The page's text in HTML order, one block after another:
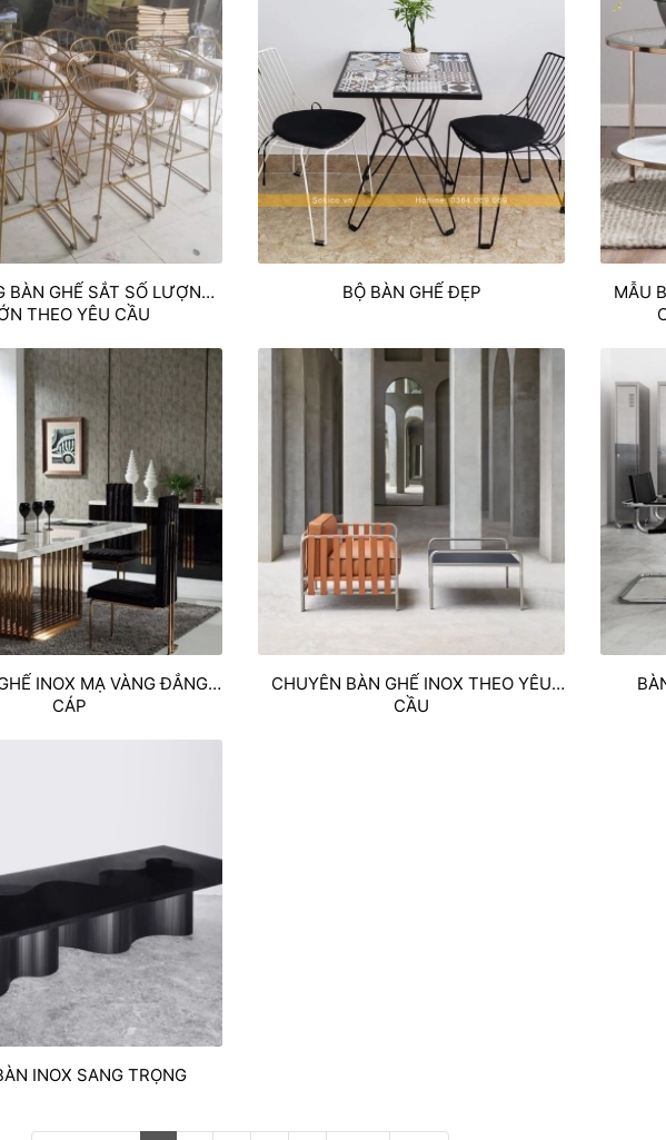
BÀN GHẾ SẮT SỐ LƯỢNG
THEO YÊU CẦU
BỘ BÀN GHẾ ĐẸP
MẪU
INOX MẠ VÀNG ĐẲNG
CÁP
CHUYÊN BÀN GHẾ INOX THEO YÊU
CẦU
INOX SANG TRỌNG